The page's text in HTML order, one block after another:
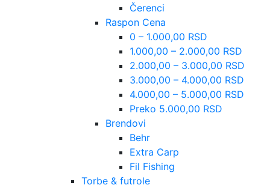
Čerenci
Raspon Cena
0 – 1.000,00 RSD
1.000,00 – 2.000,00 RSD
2.000,00 – 3.000,00 RSD
3.000,00 – 4.000,00 RSD
4.000,00 – 5.000,00 RSD
Preko 5.000,00 RSD
Brendovi
Behr
Extra Carp
Fil Fishing
Torbe & futrole